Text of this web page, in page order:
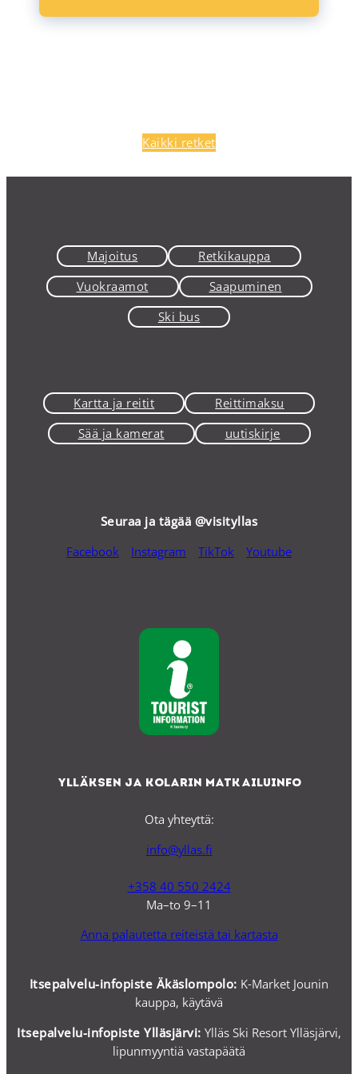
Kaikki retket
Majoitus
Retkikauppa
Vuokraamot
Saapuminen
Ski bus
Kartta ja reitit
Reittimaksu
Sää ja kamerat
uutiskirje
Seuraa ja tägää @visityllas
Facebook
Instagram TikTok Youtube
Ylläksen ja Kolarin matkailuinfo
Ota yhteyttä:
info@yllas.fi
+358 40 550 2424
Ma–to 9–11
Anna palautetta reiteistä tai kartasta
Itsepalvelu-infopiste Äkäslompolo: K-Market Jounin
kauppa, käytävä
Itsepalvelu-infopiste Ylläsjärvi: Ylläs Ski Resort Ylläsjärvi,
lipunmyyntiä vastapäätä